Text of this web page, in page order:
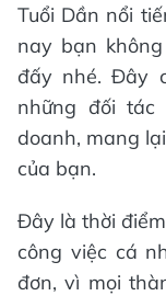
Tuổi Dần nổi
nay bạn
đấy nhé. Đây
những đối tác
doanh, mang
của bạn.
Đây là thời
công việc cá
đơn, vì mọi